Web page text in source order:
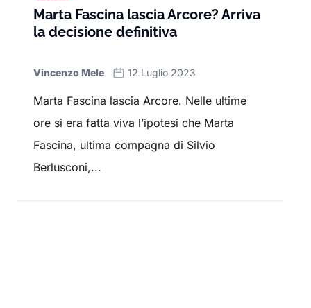
Marta Fascina lascia Arcore? Arriva
la decisione definitiva
Vincenzo Mele 12 Luglio 2023
Marta Fascina lascia Arcore. Nelle ultime
ore si era fatta viva l’ipotesi che Marta
Fascina, ultima compagna di Silvio
Berlusconi,...